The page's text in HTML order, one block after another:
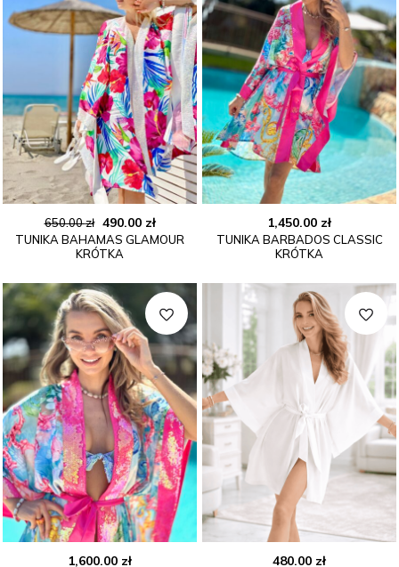
650.00zł Pierwotna
cena
wynosiła:
650.00 zł.
490.00 złAktualna
cena
490.00 zł.
TUNIKA BAHAMAS GLAMOUR
KRÓTKA
1,450.00 zł
TUNIKA BARBADOS CLASSIC
KRÓTKA
1,600.00 zł 480.00 zł